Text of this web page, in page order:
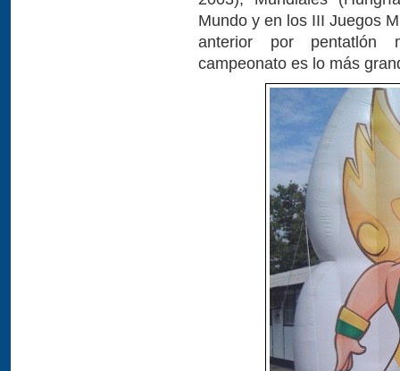
Mundo y en los III Juegos
anterior por pentatlón
campeonato es lo más